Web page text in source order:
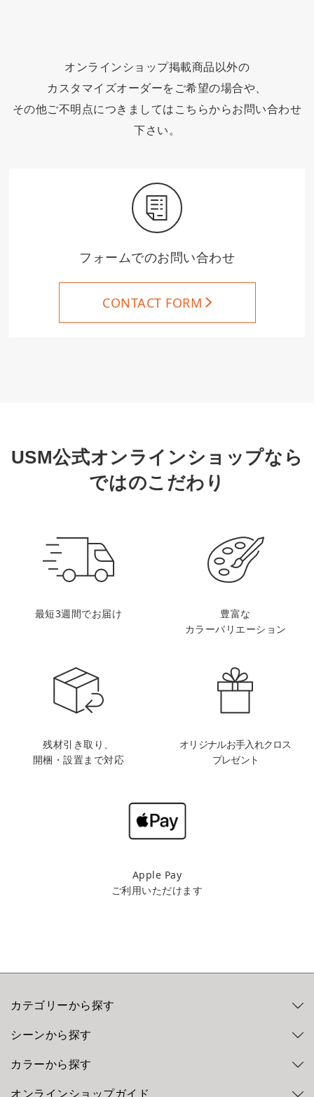
オンラインショップ掲載商品以外の
カスタマイズオーダーをご希望の場合や、
その他ご不明点につきましてはこちらからお問い合わせ
下さい。
フォームでのお問い合わせ
CONTACT FORM
USM公式オンラインショップなら
ではのこだわり
最短3週間でお届け
豊富な
カラーバリエーション
残材引き取り、
開梱・設置まで対応
オリジナルお手入れクロス
プレゼント
Apple Pay
ご利用いただけます
カテゴリーから探す
シーンから探す
カラーから探す
オンラインショップガイド